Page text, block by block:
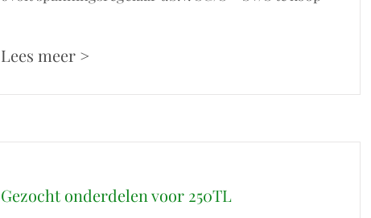
Lees meer >
Gezocht onderdelen voor 250TL